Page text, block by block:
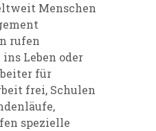
Menschen
rufen
Leben oder
für
frei, Schulen
spezielle